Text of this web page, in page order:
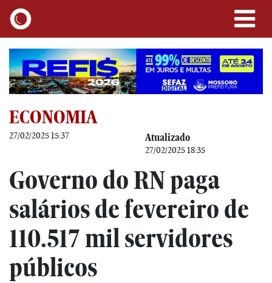
ECONOMIA
27/02/2025 15:37 Atualizado
27/02/2025 18:35
Governo do RN paga
salários de fevereiro de
110.517 mil servidores
públicos